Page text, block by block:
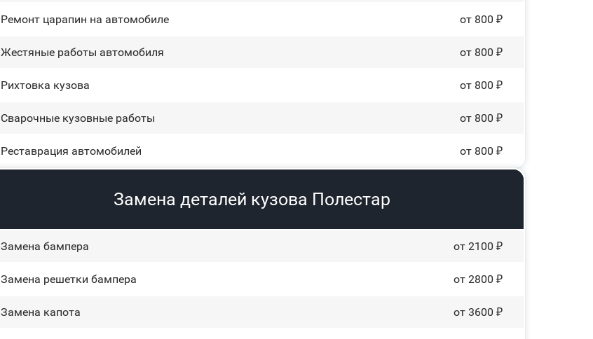
Ремонт царапин на автомобиле от 800 ₽
Жестяные работы автомобиля от 800 ₽
Рихтовка кузова от 800 ₽
Сварочные кузовные работы от 800 ₽
Реставрация автомобилей от 800 ₽
Замена деталей кузова Полестар
Замена бампера от 2100 ₽
Замена решетки бампера от 2800 ₽
Замена капота от 3600 ₽